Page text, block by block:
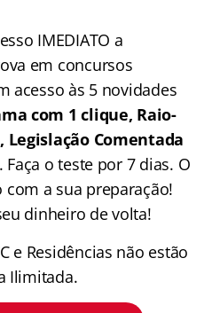
IMEDIATO a
em concursos
acesso às 5 novidades
com 1 clique, Raio-
Legislação Comentada
. Faça o teste por 7 dias. O
a sua preparação!
dinheiro de volta!
e Residências não estão
Ilimitada.